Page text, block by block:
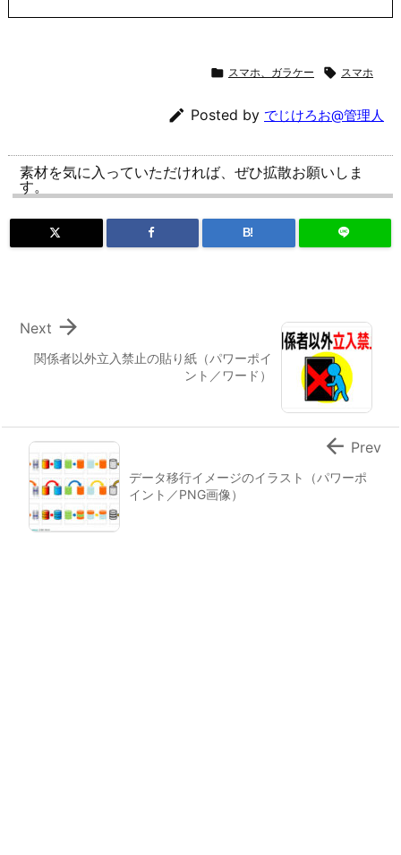
 スマホ、ガラケー  スマホ
 Posted by でじけろお@管理人
素材を気に入っていただければ、ぜひ拡散お願いしま
す。
B!
関係者以外立入禁止の貼り紙（パワーポイ
ント／ワード）

Next
データ移行イメージのイラスト（パワーポ
イント／PNG画像）
 Prev